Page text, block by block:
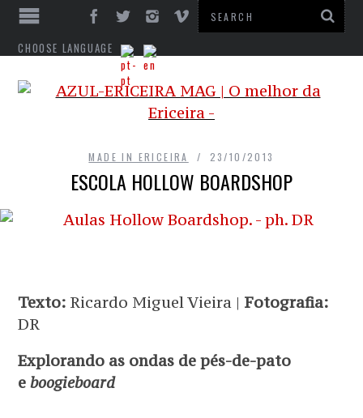
CHOOSE LANGUAGE
MADE IN ERICEIRA 23/10/2013
ESCOLA HOLLOW BOARDSHOP
Texto: Ricardo Miguel Vieira | Fotografia:
DR
Explorando as ondas de pés-de-pato
eboogieboard